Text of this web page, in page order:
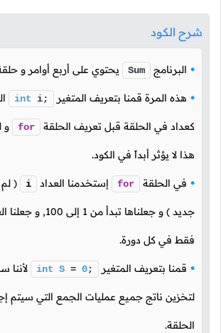
شرح الكود
البرنامج Sum يحتوي على أربع أوامر و
هذه المرة قمنا بتعريف المتغير int i;
كعداد في الحلقة قبل تعريف الحلقة for و
هذا لا يؤثر أبداً في الكود.
في الحلقة for إستخدمنا العداد i
(
جديد ) و جعلناها تبدأ من 1 إلى 100, و جعلنا
فقط في كل دورة.
قمنا بتعريف المتغير int S = 0;
لتخزين ناتج جميع عمليات الجمع التي سيتم
الحلقة.